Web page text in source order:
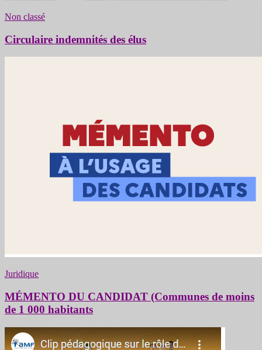
Non classé
Circulaire indemnités des élus
Juridique
MÉMENTO DU CANDIDAT (Communes de moins
de 1 000 habitants